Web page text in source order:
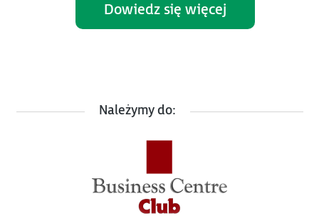
Dowiedz się więcej
Należymy do: